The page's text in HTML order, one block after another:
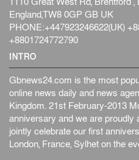
England,TW8 0GP GB UK
PHONE:+447923246622(UK)
+8801724772790
INTRO
Gbnews24.com is the most
online news daily and news
Kingdom. 21st February-2013
anniversary and we are proudly
jointly celebrate our first
London, France, Sylhet on the